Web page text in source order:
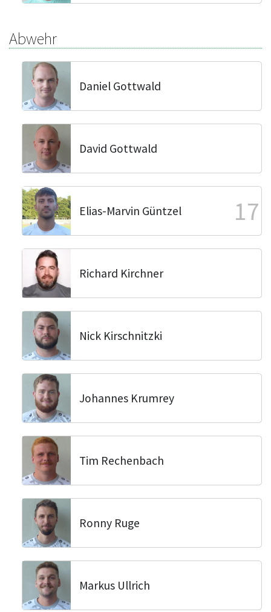
Abwehr
Daniel Gottwald
David Gottwald
Elias-Marvin Güntzel 17
Richard Kirchner
Nick Kirschnitzki
Johannes Krumrey
Tim Rechenbach
Ronny Ruge
Markus Ullrich